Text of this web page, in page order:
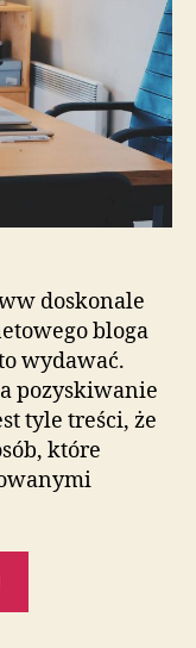
doskonale
bloga
wydawać.
pozyskiwanie
tyle treści, że
które